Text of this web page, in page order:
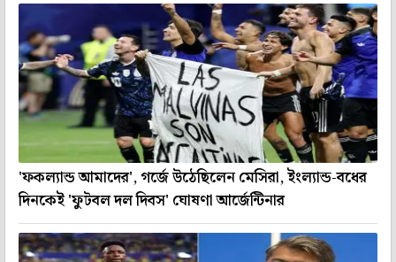
'ফকল্যান্ড আমাদের', গর্জে উঠেছিলেন মেসিরা, ইংল্যান্ড-বধের
দিনকেই 'ফুটবল দল দিবস' ঘোষণা আর্জেন্টিনার